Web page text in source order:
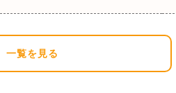
一覧を見る